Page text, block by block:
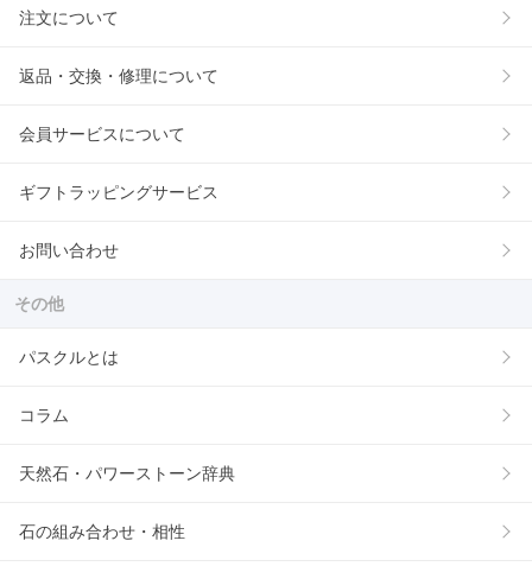
注文について
返品・交換・修理について
会員サービスについて
ギフトラッピングサービス
お問い合わせ
その他
パスクルとは
コラム
天然石・パワーストーン辞典
石の組み合わせ・相性